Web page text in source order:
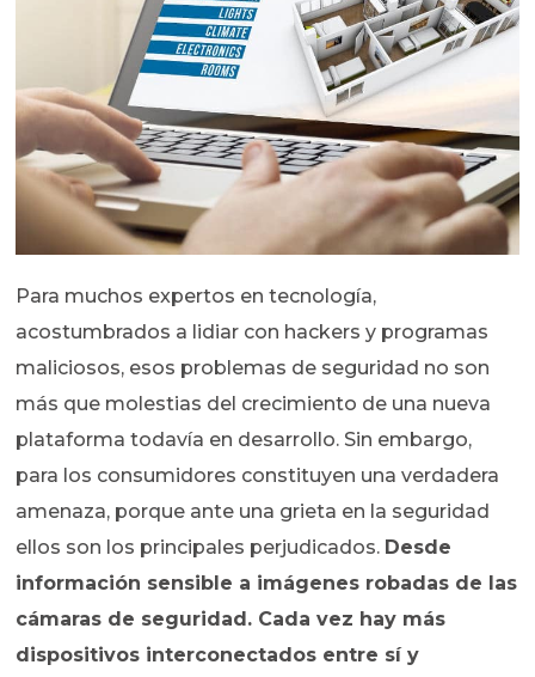
Para muchos expertos en tecnología,
acostumbrados a lidiar con hackers y programas
maliciosos, esos problemas de seguridad no son
más que molestias del crecimiento de una nueva
plataforma todavía en desarrollo. Sin embargo,
para los consumidores constituyen una verdadera
amenaza, porque ante una grieta en la seguridad
ellos son los principales perjudicados. Desde
información sensible a imágenes robadas de las
cámaras de seguridad. Cada vez hay más
dispositivos interconectados entre sí y